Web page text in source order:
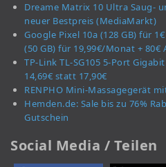
Dreame Matrix 10 Ultra Saug-
neuer Bestpreis (MediaMarkt)
Google Pixel 10a (128 GB) für
(50 GB) für 19,99€/Monat + 80€
TP-Link TL-SG105 5-Port
14,69€ statt 17,90€
RENPHO Mini-Massagegerät
Hemden.de: Sale bis zu 76%
Gutschein
Social Media / Teilen